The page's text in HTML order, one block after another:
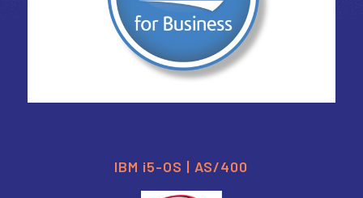
IBM i5-OS | AS/400